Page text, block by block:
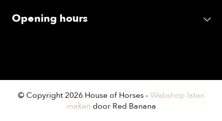
Opening hours
© Copyright 2026 House of Horses -Webshop laten
maken door Red Banana